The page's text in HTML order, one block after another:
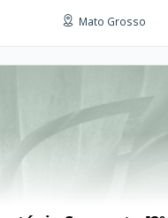
Mato Grosso